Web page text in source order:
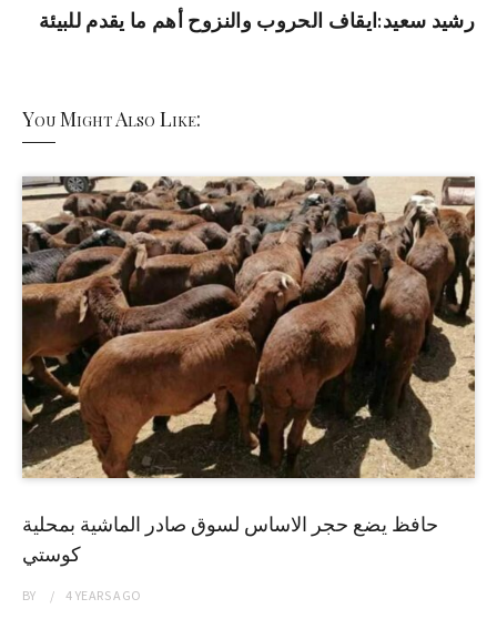
رشيد سعيد:ايقاف الحروب والنزوح أهم ما يقدم للبيئة
You Might Also Like:
حافظ يضع حجر الاساس لسوق صادر الماشية بمحلية
كوستي
BY 4 YEARSAGO